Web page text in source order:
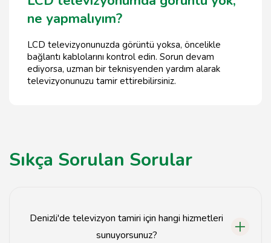
ne yapmalıyım?
LCD televizyonunuzda görüntü yoksa, öncelikle
bağlantı kablolarını kontrol edin. Sorun devam
ediyorsa, uzman bir teknisyenden yardım alarak
televizyonunuzu tamir ettirebilirsiniz.
Sıkça Sorulan Sorular
Denizli'de televizyon tamiri için hangi hizmetleri
sunuyorsunuz?